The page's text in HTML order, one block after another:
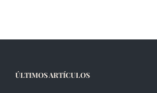
ÚLTIMOS ARTÍCULOS